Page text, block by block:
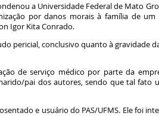
a Universidade Federal de Mato
por danos morais à família de
Igor Kita Conrado.
pericial, conclusivo quanto à gravidade
de serviço médico por parte da
pai dos autores, sendo que tal
e usuário do PAS/UFMS. Ele foi